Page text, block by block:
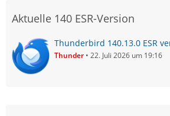
Aktuelle 140 ESR-Version
Thunderbird 140.13.0 ESR
Thunder 22. Juli 2026 um 19:16